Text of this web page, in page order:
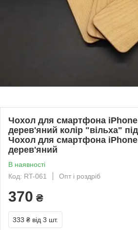
Чохол для смартфона iPhone
дерев'яний колір "вільха"
Чохол для смартфона iPhone
дерев'яний
В наявності
Код: RT-061
Опт і роздріб
370 ₴
333 ₴ від 3 шт.